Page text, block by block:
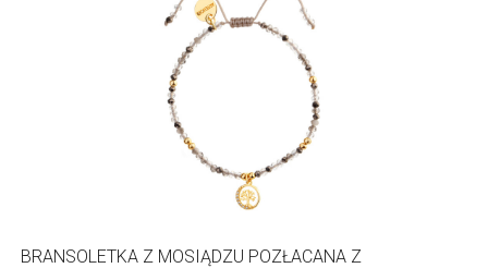
BRANSOLETKA Z MOSIĄDZU POZŁACANA Z